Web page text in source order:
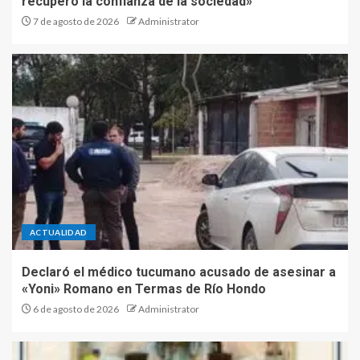
7 de agosto de 2026 Administrator
ACTUALIDAD
Declaró el médico tucumano acusado de asesinar a
«Yoni» Romano en Termas de Río Hondo
6 de agosto de 2026 Administrator